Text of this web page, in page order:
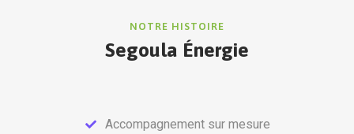
NOTRE HISTOIRE
Segoula Énergie
Accompagnement sur mesure